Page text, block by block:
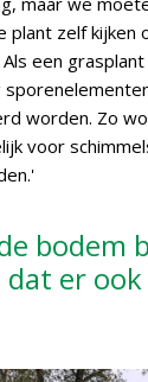
plant zelf kijken
een
worden. Zo
voor
bodem
er ook